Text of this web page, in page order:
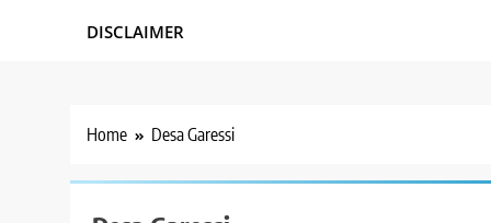
DISCLAIMER
Home Desa Garessi